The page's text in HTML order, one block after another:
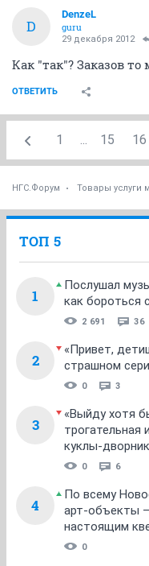
D
DenzeL
guru
29 декабря 2012
Как "так"? Заказов то
ОТВЕТИТЬ
1 ... 15 16
НГС.Форум Товары услуги
ТОП 5
1
Послушал
как бороться
2 691 36
2
«Привет,
страшном
0 3
3
«Выйду хотя
трогательная
куклы-
0 6
4
По всему
арт-объекты
настоящим
0